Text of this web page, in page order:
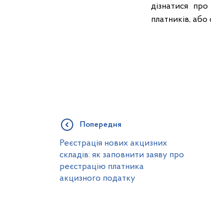
дізнатися
платників,
Попередня
Реєстрація нових акцизних
складів: як заповнити заяву про
реєстрацію платника
акцизного податку